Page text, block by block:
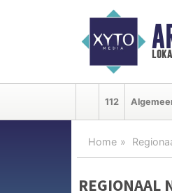
112
Home
REGIONAAL